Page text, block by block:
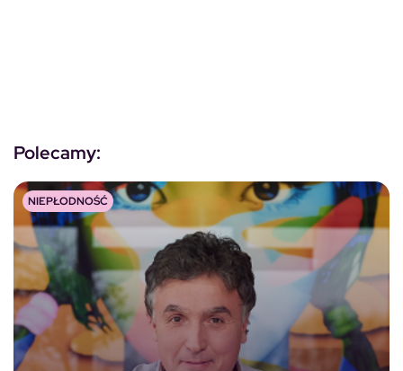
Polecamy:
NIEPŁODNOŚĆ